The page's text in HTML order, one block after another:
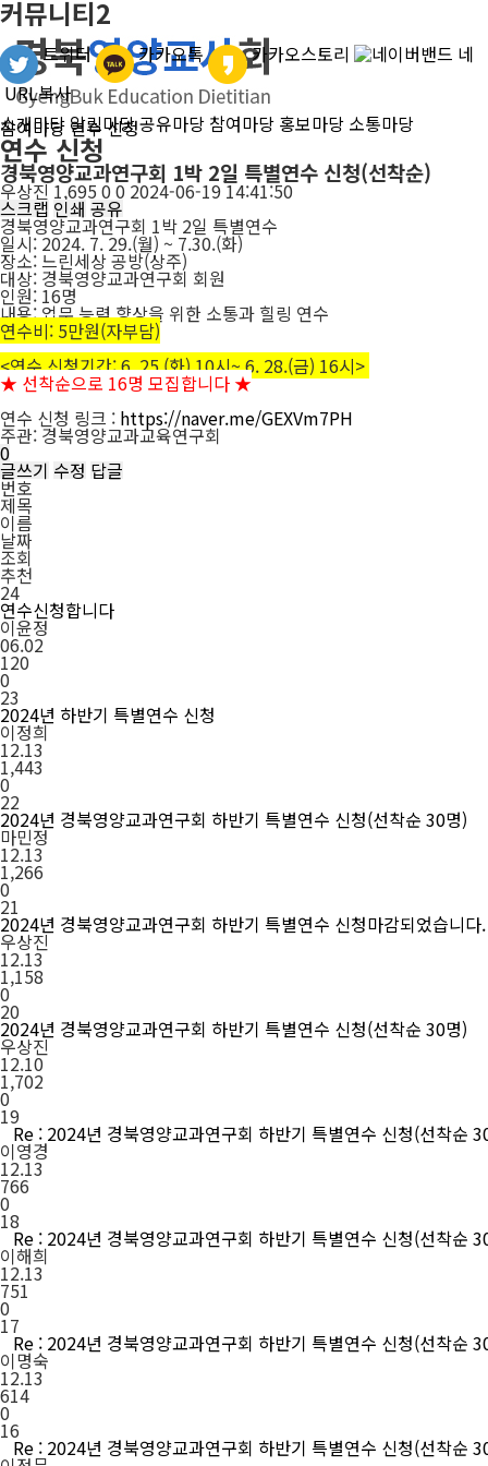
커뮤니티2
체
보
기
검
색
하
기
소개마당 알림마당공유마당 참여마당 홍보마당 소통마당
트위터 카카오톡 카카오스토리
네
URL복사
H
o
m
e
참여마당 연수 신청
연수 신청
경북영양교과연구회 1박 2일 특별연수 신청(선착순)
우상진 쪽
지
1,695 0 0 2024-06-19 14:41:50
스크랩 인쇄 공유
경북영양교과연구회 1박 2일 특별연수
일시: 2024. 7. 29.(월) ~ 7.30.(화)
장소: 느린세상 공방(상주)
대상: 경북영양교과연구회 회원
인원: 16명
내용: 업무 능력 향상을 위한 소통과 힐링 연수
연수비: 5만원(자부담)
<연수 신청기간: 6. 25.(화) 10시~ 6. 28.(금) 16시>
★ 선착순으로 16명 모집합니다 ★
연수 신청 링크 : https://naver.me/GEXVm7PH
주관: 경북영양교과교육연구회
0
글쓰기 수정 답글
번호
제목
이름
날짜
조회
추천
24
연수신청합니다
이윤정
06.02
120
0
23
2024년 하반기 특별연수 신청
이정희
12.13
1,443
0
22
2024년 경북영양교과연구회 하반기 특별연수 신청(선착순 30명)
마민정
12.13
1,266
0
21
2024년 경북영양교과연구회 하반기 특별연수 신청마감되었습니다.
우상진
12.13
1,158
0
20
2024년 경북영양교과연구회 하반기 특별연수 신청(선착순 30명)
우상진
12.10
1,702
0
19
Re : 2024년 경북영양교과연구회 하반기 특별연수 신청(선착순
이영경
12.13
766
0
18
Re : 2024년 경북영양교과연구회 하반기 특별연수 신청(선착순
이해희
12.13
751
0
17
Re : 2024년 경북영양교과연구회 하반기 특별연수 신청(선착순
이명숙
12.13
614
0
16
Re : 2024년 경북영양교과연구회 하반기 특별연수 신청(선착순